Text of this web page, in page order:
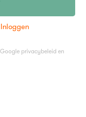
Google privacybeleid en
Inloggen